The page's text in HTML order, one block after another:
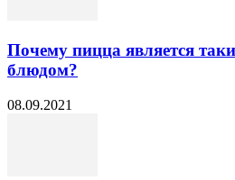
Почему пицца является
блюдом?
08.09.2021